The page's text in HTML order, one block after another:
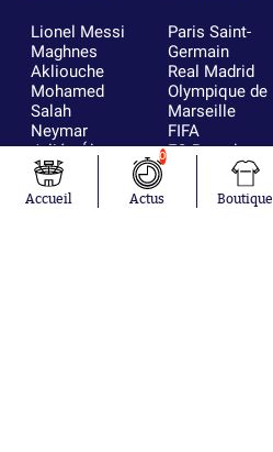
Lionel Messi
Maghnes
Akliouche
Mohamed
Salah
Neymar
Julián Álvarez
Ferrán Torres
Kilian Corredor
Franco
Paris Saint-
Germain
Real Madrid
Olympique de
Marseille
FIFA
FC Barcelone
Argentine
Olympique
lyonnais
Accueil
0
Actus Boutique